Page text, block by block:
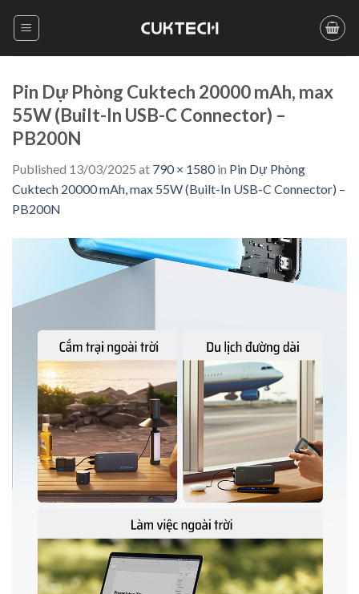
Pin Dự Phòng Cuktech 20000 mAh, max
55W (Built-In USB-C Connector) –
PB200N
Published 13/03/2025 at 790 × 1580in Pin Dự Phòng
Cuktech 20000 mAh, max 55W (Built-In USB-C Connector) –
PB200N